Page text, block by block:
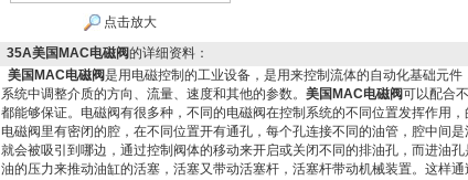
点击放大
35A美国MAC电磁阀的详细资料：
美国MAC电磁阀是用电磁控制的工业设备，是用来控制流体的自动化基础元
系统中调整介质的方向、流量、速度和其他的参数。 美国MAC电磁阀可以配合
都能够保证。电磁阀有很多种，不同的电磁阀在控制系统的不同位置发挥作用
电磁阀里有密闭的腔，在不同位置开有通孔，每个孔连接不同的油管，腔中间
就会被吸引到哪边，通过控制阀体的移动来开启或关闭不同的排油孔，而进油
油的压力来推动油缸的活塞 ，活塞又带动活塞杆，活塞杆带动机械装置。这样通